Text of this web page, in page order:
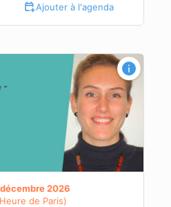
Ajouter à l'agenda
-
2026
de Paris)